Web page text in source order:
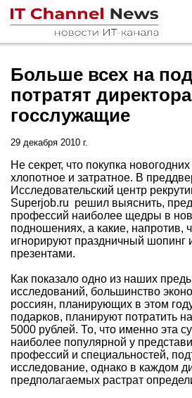
Больше всех на
потратят
госслужащие
29 декабря 2010 г.
Не секрет, что покупка
хлопотное и затратное. В
Исследовательский центр
Superjob.ru решил выяснить,
профессий наиболее щедры в
подношениях, а какие, напротив,
игнорируют праздничный шопинг
презентами.
Как показало одно из наших
исследований, большинство
россиян, планирующих в этом
подарков, планируют потратить
5000 рублей. То, что именно эта
наиболее популярной у
профессий и специальностей,
исследование, однако в каждом
предполагаемых растрат